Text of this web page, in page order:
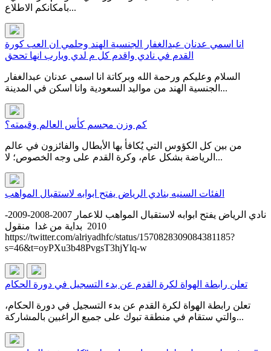
بامكانكم الاطلاع...
انا اسمي عدنان عبدالغفار الجنسية الهند وحلمي ان العب كورة
القدم في نادي واقدم كل م لدي ويارب انها تححق
السلام وعليكم ورحمة الله وبركاتة انا اسمي عدنان عبدالغفار
الجنسية الهند من مواليد السعودية وانا اسكن في المدينة...
كم وزن مجسم كأس العالم وقيمته؟
من بين كل الكؤوس التي يُكافأ بها الأبطال والفائزون في عالم
الرياضة بشكل عام، وكرة القدم على وجه الخصوص؛ لا...
الفئات السنيه بنادي الرياض يفتح ابوابه لاستقبال المواهب
نادي الرياض يفتح ابوابه لاستقبال المواهب للاعمار 2007-2008-2009-
2010 بداية من غدا منقول
https://twitter.com/alriyadhfc/status/1570828309084381185?
s=46&t=oyPXu3b48PvgsT3hjYlq-w
تعلن رابطة الهواة لكرة القدم عن بدء التسجيل في دورة الحكام
تعلن رابطة الهواة لكرة القدم عن بدء التسجيل في دورة الحكام،
والتي ستقام في منطقة تبوك على جميع الراغبين بالمشاركة...